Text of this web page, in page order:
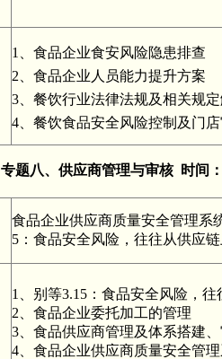
1、食品企业食安风险隐患排查
2、食品企业人员能力提升方案
3、餐饮行业法律法规及相关规
4、餐饮食品安全风险控制及门
专题八、供应商管理与审核 时间
食品企业供应商质量安全管理系
5：食品安全风险，往往从供应
1、别等3.15：食品安全风险，
2、食品企业委托加工的管理
3、食品供应商管理及体系搭建
4、食品企业供应商质量安全管